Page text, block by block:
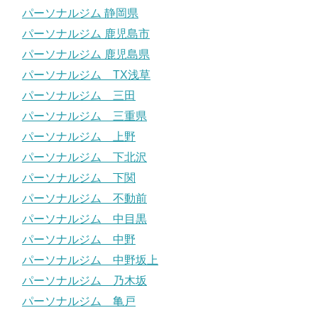
パーソナルジム 静岡県
パーソナルジム 鹿児島市
パーソナルジム 鹿児島県
パーソナルジム TX浅草
パーソナルジム 三田
パーソナルジム 三重県
パーソナルジム 上野
パーソナルジム 下北沢
パーソナルジム 下関
パーソナルジム 不動前
パーソナルジム 中目黒
パーソナルジム 中野
パーソナルジム 中野坂上
パーソナルジム 乃木坂
パーソナルジム 亀戸